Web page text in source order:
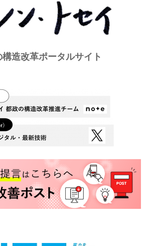
構造改革ポータルサイト